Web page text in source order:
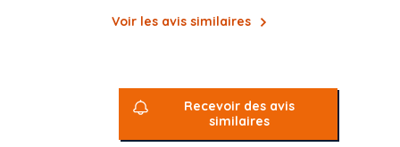
Voir les avis similaires
Recevoir des avis
similaires